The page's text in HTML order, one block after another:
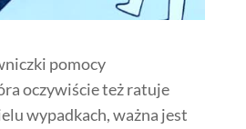
pomocy
oczywiście też ratuje
wypadkach, ważna jest